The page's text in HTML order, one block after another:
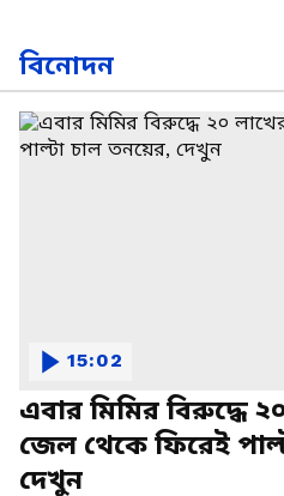
বিনোদন
এবার মিমির বিরুদ্ধে
জেল থেকে ফিরেই
দেখুন
15:02